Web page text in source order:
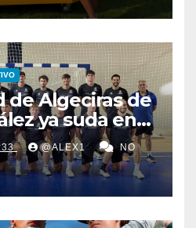
de Algeciras de
ya suda en
con dos
Pop y Álex
@ALEX1 NO